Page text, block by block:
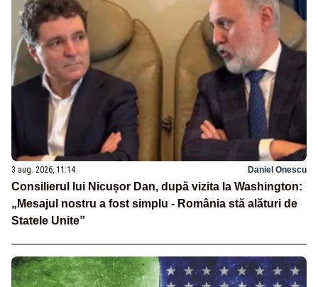
3 aug. 2026, 11:14 Daniel Onescu
Consilierul lui Nicușor Dan, după vizita la Washington:
„Mesajul nostru a fost simplu - România stă alături de
Statele Unite”